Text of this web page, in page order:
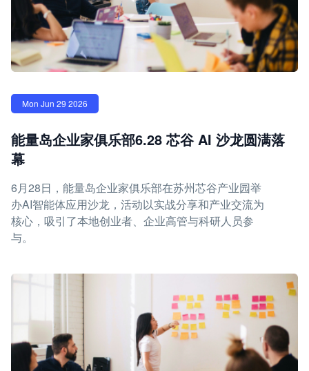
Mon Jun 29 2026
能量岛企业家俱乐部6.28 芯谷 AI 沙龙圆满落
幕
6月28日，能量岛企业家俱乐部在苏州芯谷产业园举
办AI智能体应用沙龙，活动以实战分享和产业交流为
核心，吸引了本地创业者、企业高管与科研人员参
与。